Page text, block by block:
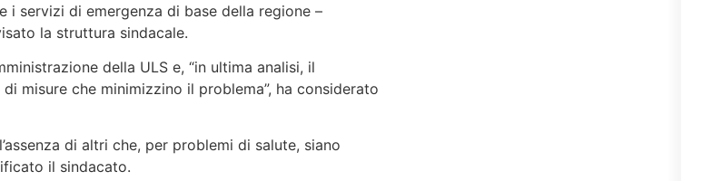
i servizi di emergenza di base della regione –
la struttura sindacale.
della ULS e, “in ultima analisi, il
misure che minimizzino il problema”, ha considerato
di altri che, per problemi di salute, siano
il sindacato.